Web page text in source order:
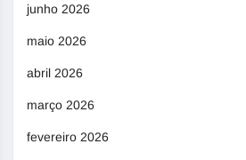
junho 2026
maio 2026
abril 2026
março 2026
fevereiro 2026